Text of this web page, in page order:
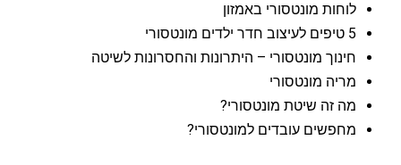
לוחות מונטסורי באמזון
5 טיפים לעיצוב חדר ילדים מונטסורי
חינוך מונטסורי – היתרונות והחסרונות לשיטה
מריה מונטסורי
מה זה שיטת מונטסורי?
מחפשים עובדים למונטסורי?